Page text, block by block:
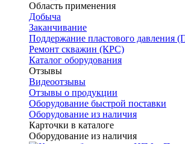
Область применения
Добыча
Заканчивание
Поддержание пластового давления
Ремонт скважин (КРС)
Каталог оборудования
Отзывы
Видеоотзывы
Отзывы о продукции
Оборудование быстрой поставки
Оборудование из наличия
Карточки в каталоге
Оборудование из наличия